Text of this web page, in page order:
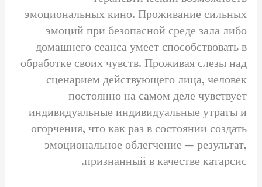
эмоциональных кино. Проживание сильных
эмоций при безопасной среде зала либо
домашнего сеанса умеет способствовать в
обработке своих чувств. Проживая слезы над
сценарием действующего лица, человек
постоянно на самом деле чувствует
индивидуальные индивидуальные утраты и
огорчения, что как раз в состоянии создать
эмоциональное облегчение — результат,
признанный в качестве катарсис.